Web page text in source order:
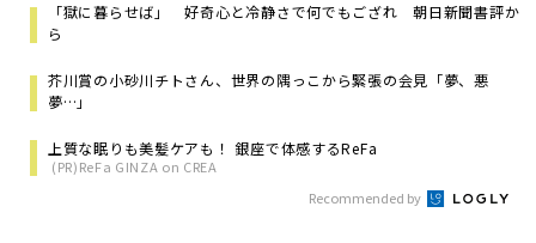
「獄に暮らせば」 好奇心と冷静さで何でもござれ 朝日新聞書評か
ら
芥川賞の小砂川チトさん、世界の隅っこから緊張の会見「夢、悪
夢…」
上質な眠りも美髪ケアも！ 銀座で体感するReFa
(PR)ReFa GINZA on CREA
Recommended by